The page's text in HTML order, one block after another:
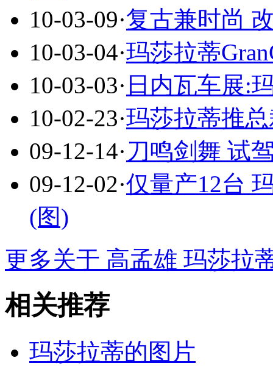
10-03-09·复古兼时尚
10-03-04·玛莎拉蒂
10-03-03· 日内瓦车展:
10-02-23·玛莎拉蒂推
09-12-14·刀鸣剑舞 试
09-12-02·仅量产12台
(图)
更多关于 高孟雄 玛莎拉
相关推荐
玛莎拉蒂的图片